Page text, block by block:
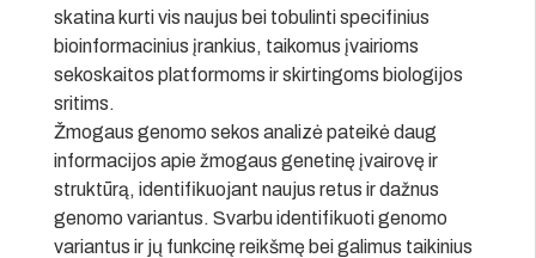
skatina kurti vis naujus bei tobulinti specifinius
bioinformacinius įrankius, taikomus įvairioms
sekoskaitos platformoms ir skirtingoms biologijos
sritims.
Žmogaus genomo sekos analizė pateikė daug
informacijos apie žmogaus genetinę įvairovę ir
struktūrą, identifikuojant naujus retus ir dažnus
genomo variantus. Svarbu identifikuoti genomo
variantus ir jų funkcinę reikšmę bei galimus taikinius